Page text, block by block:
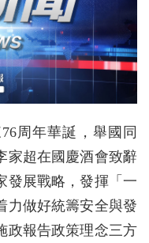
周年華誕，舉國同
家超在國慶酒會致辭
發展戰略，發揮「一
力做好統籌安全與發
政報告政策理念三方